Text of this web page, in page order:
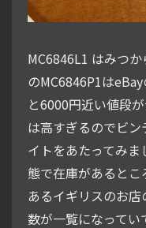
MC6846L1 はみつ
のMC6846P1は
と6000円近い値段
は高すぎるのでビ
イトをあたってみ
態で在庫があるとこ
あるイギリスのお
数が一覧になってい